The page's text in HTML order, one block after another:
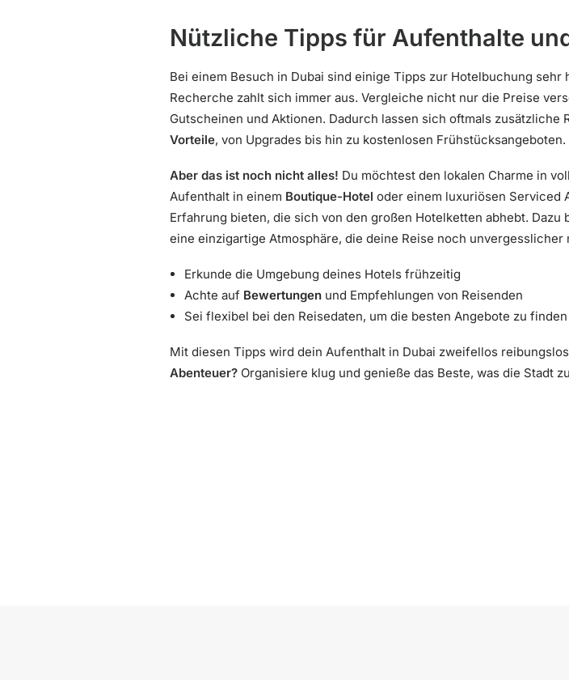
Nützliche Tipps für Aufenthalte
Bei einem Besuch in Dubai sind einige Tipps zur Hotelbuchung sehr
Recherche zahlt sich immer aus. Vergleiche nicht nur die Preise
Gutscheinen und Aktionen. Dadurch lassen sich oftmals zusätzliche
Vorteile, von Upgrades bis hin zu kostenlosen Frühstücksangeboten.
Aber das ist noch nicht alles! Du möchtest den lokalen Charme in
Aufenthalt in einem Boutique-Hotel oder einem luxuriösen Serviced
Erfahrung bieten, die sich von den großen Hotelketten abhebt. Dazu
eine einzigartige Atmosphäre, die deine Reise noch unvergesslicher
Erkunde die Umgebung deines Hotels frühzeitig
Achte auf Bewertungen und Empfehlungen von Reisenden
Sei flexibel bei den Reisedaten, um die besten Angebote zu finden
Mit diesen Tipps wird dein Aufenthalt in Dubai zweifellos
Abenteuer? Organisiere klug und genieße das Beste, was die Stadt